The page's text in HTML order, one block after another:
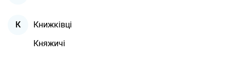
К
Книжківці
Княжичі